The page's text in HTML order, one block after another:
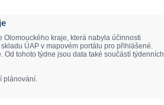
kraje, která nabyla účinnosti
ÚAP v mapovém portálu pro přihlášené.
tohoto týdne jsou data také součástí týdenních
plánování.